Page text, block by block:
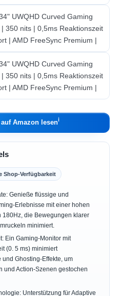
Amazon lesenℹ︎
Shop-Verfügbarkeit
Genieße flüssige und
Erlebnisse mit einer hohen
180Hz, die Bewegungen klarer
minimiert.
Ein Gaming-Monitor mit
(0. 5 ms) minimiert
Ghosting-Effekte, um
und Action-Szenen gestochen
Unterstützung für Adaptive